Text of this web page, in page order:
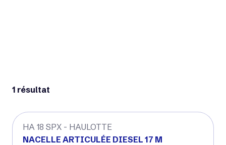
1 résultat
HA 18 SPX - HAULOTTE
NACELLE ARTICULÉE DIESEL 17 M